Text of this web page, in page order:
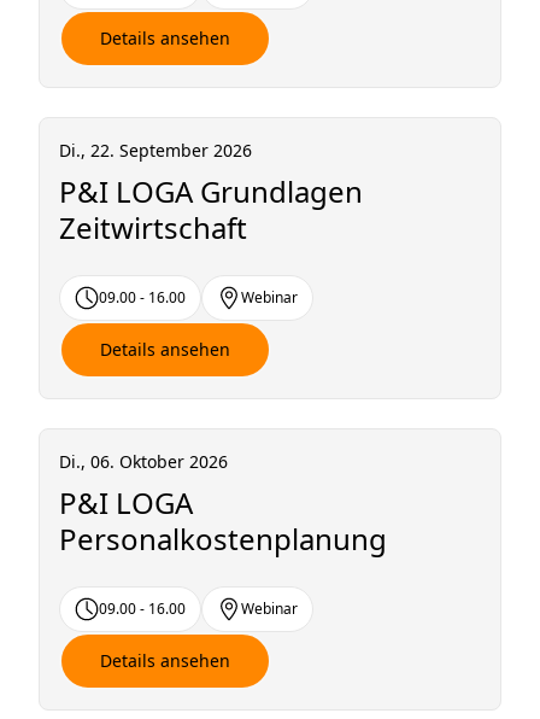
Details ansehen
Di., 22. September 2026
P&I LOGA Grundlagen
Zeitwirtschaft
09.00 - 16.00 Webinar
Details ansehen
Di., 06. Oktober 2026
P&I LOGA
Personalkostenplanung
09.00 - 16.00 Webinar
Details ansehen